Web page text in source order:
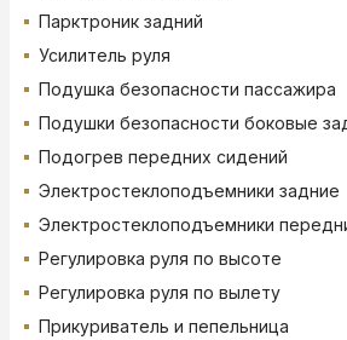
Парктроник задний
Усилитель руля
Подушка безопасности пассажира
Подушки безопасности боковые
Подогрев передних сидений
Электростеклоподъемники задние
Электростеклоподъемники
Регулировка руля по высоте
Регулировка руля по вылету
Прикуриватель и пепельница